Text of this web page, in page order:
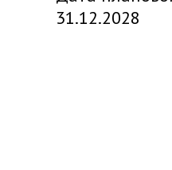
31.12.2028